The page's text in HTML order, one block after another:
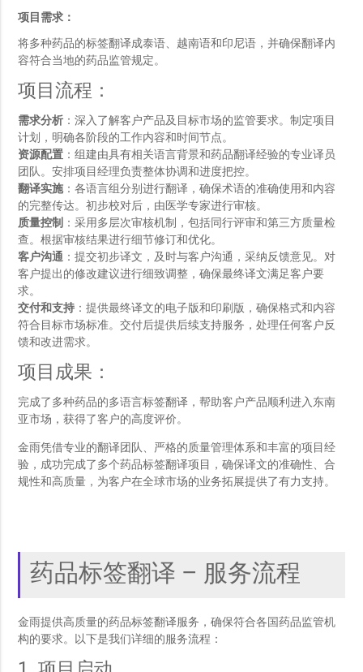
项目需求：
将多种药品的标签翻译成泰语、越南语和印尼语，并确保翻译内
容符合当地的药品监管规定。
项目流程：
需求分析 ：深入了解客户产品及目标市场的监管要求。制定项目
计划，明确各阶段的工作内容和时间节点。
资源配置 ：组建由具有相关语言背景和药品翻译经验的专业译员
团队。安排项目经理负责整体协调和进度把控。
翻译实施：各语言组分别进行翻译，确保术语的准确使用和内容
的完整传达。初步校对后，由医学专家进行审核。
质量控制 ：采用多层次审核机制，包括同行评审和第三方质量检
查。根据审核结果进行细节修订和优化。
客户沟通 ：提交初步译文，及时与客户沟通，采纳反馈意见。对
客户提出的修改建议进行细致调整，确保最终译文满足客户要
求。
交付和支持 ：提供最终译文的电子版和印刷版，确保格式和内容
符合目标市场标准。交付后提供后续支持服务，处理任何客户反
馈和改进需求。
项目成果：
完成了多种药品的多语言标签翻译，帮助客户产品顺利进入东南
亚市场，获得了客户的高度评价。
金雨凭借专业的翻译团队、严格的质量管理体系和丰富的项目经
验，成功完成了多个药品标签翻译项目，确保译文的准确性、合
规性和高质量，为客户在全球市场的业务拓展提供了有力支持。
药品标签翻译 – 服务流程
金雨提供高质量的药品标签翻译服务，确保符合各国药品监管机
构的要求。以下是我们详细的服务流程：